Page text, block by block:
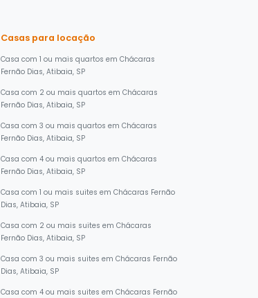
Casas para locação
Casa com 1 ou mais quartos em Chácaras
Fernão Dias, Atibaia, SP
Casa com 2 ou mais quartos em Chácaras
Fernão Dias, Atibaia, SP
Casa com 3 ou mais quartos em Chácaras
Fernão Dias, Atibaia, SP
Casa com 4 ou mais quartos em Chácaras
Fernão Dias, Atibaia, SP
Casa com 1 ou mais suites em Chácaras Fernão
Dias, Atibaia, SP
Casa com 2 ou mais suites em Chácaras
Fernão Dias, Atibaia, SP
Casa com 3 ou mais suites em Chácaras Fernão
Dias, Atibaia, SP
Casa com 4 ou mais suites em Chácaras Fernão